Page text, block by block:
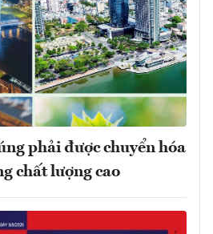
phải được chuyển hóa
chất lượng cao